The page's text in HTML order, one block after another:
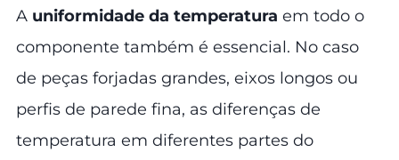
A uniformidade da temperatura em todo o
componente também é essencial. No caso
de peças forjadas grandes, eixos longos ou
perfis de parede fina, as diferenças de
temperatura em diferentes partes do